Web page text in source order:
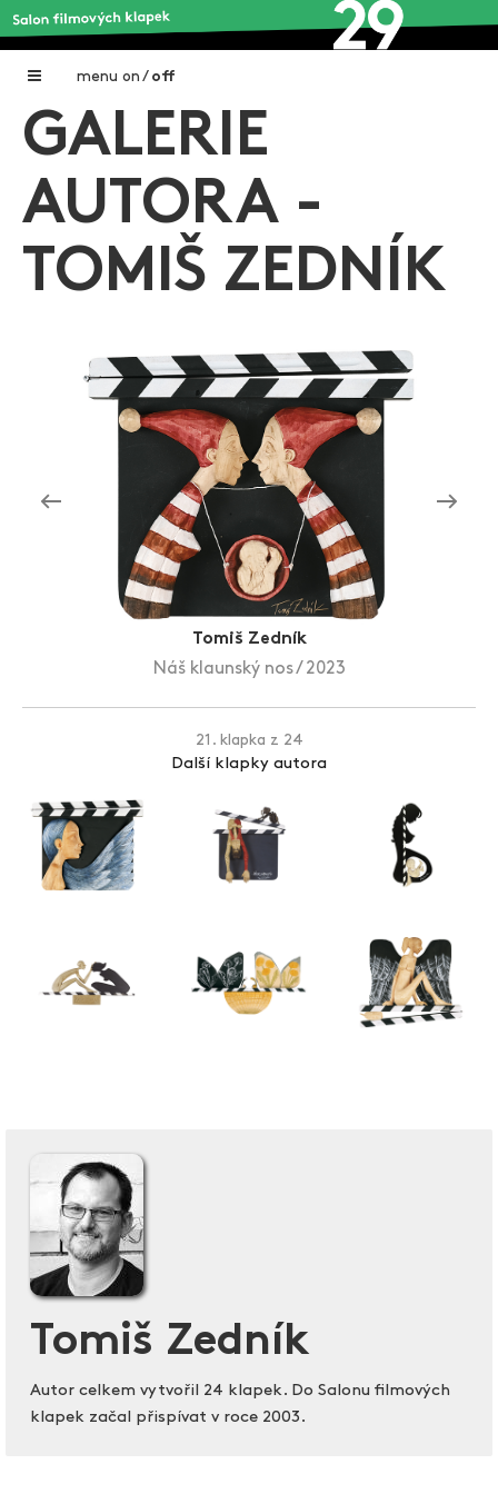
menu on / off
Home
Galerie filmových klapek
Autoři filmových klapek
Aktuální výstavy
Aukce filmových klapek
Zlín Film Festival
GALERIE
AUTORA -
TOMIŠ ZEDNÍK
Tomiš Zedník
Náš klaunský nos / 2023
21. klapka z 24
Další klapky autora
Tomiš Zedník
Autor celkem vytvořil 24 klapek. Do Salonu filmových
klapek začal přispívat v roce 2003.